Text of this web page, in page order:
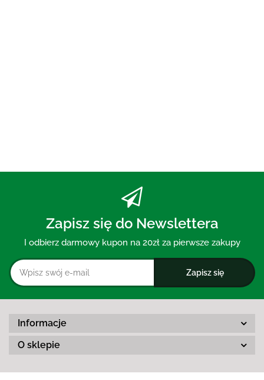
Zapisz się do Newslettera
I odbierz darmowy kupon na 20zł za pierwsze zakupy
Informacje
O sklepie